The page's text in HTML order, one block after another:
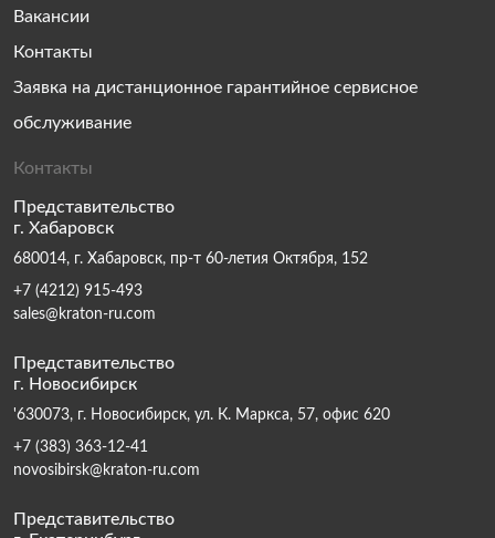
Вакансии
Контакты
Заявка на дистанционное гарантийное сервисное
обслуживание
Контакты
Представительство
г. Хабаровск
680014, г. Хабаровск, пр-т 60-летия Октября, 152
+7 (4212) 915-493
sales@kraton-ru.com
Представительство
г. Новосибирск
'630073, г. Новосибирск, ул. К. Маркса, 57, офис 620
+7 (383) 363-12-41
novosibirsk@kraton-ru.com
Представительство